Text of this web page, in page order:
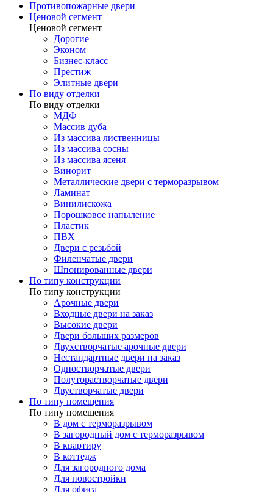
Противопожарные двери
Ценовой сегмент
Ценовой сегмент
Дорогие
Эконом
Бизнес-класс
Престиж
Элитные двери
По виду отделки
По виду отделки
МДФ
Массив дуба
Из массива лиственницы
Из массива сосны
Из массива ясеня
Винорит
Металлические двери с терморазрывом
Ламинат
Винилискожа
Порошковое напыление
Пластик
ПВХ
Двери с резьбой
Филенчатые двери
Шпонированные двери
По типу конструкции
По типу конструкции
Арочные двери
Входные двери на заказ
Высокие двери
Двери больших размеров
Двухстворчатые арочные двери
Нестандартные двери на заказ
Одностворчатые двери
Полуторастворчатые двери
Двустворчатые двери
По типу помещения
По типу помещения
В дом с терморазрывом
В загородный дом с терморазрывом
В квартиру
В коттедж
Для загородного дома
Для новостройки
Для офиса